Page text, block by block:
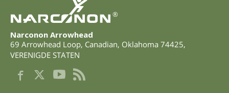
®
Narconon Arrowhead
69 Arrowhead Loop, Canadian, Oklahoma 74425,
VERENIGDE STATEN